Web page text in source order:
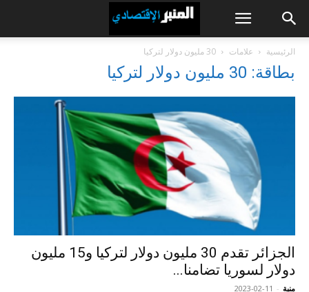
الرئيسية علامات 30 مليون دولار لتركيا
بطاقة: 30 مليون دولار لتركيا
الجزائر تقدم 30 مليون دولار لتركيا و15 مليون
دولار لسوريا تضامنا...
منية -
2023-02-11